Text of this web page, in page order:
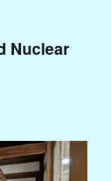
Nuclear